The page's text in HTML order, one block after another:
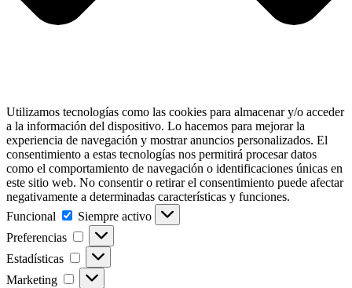
Utilizamos tecnologías como las cookies para almacenar y/o acceder
a la información del dispositivo. Lo hacemos para mejorar la
experiencia de navegación y mostrar anuncios personalizados. El
consentimiento a estas tecnologías nos permitirá procesar datos
como el comportamiento de navegación o identificaciones únicas en
este sitio web. No consentir o retirar el consentimiento puede afectar
negativamente a determinadas características y funciones.
Funcional
Funcional
Siempre activo
Preferencias
Preferencias
Estadísticas Estadísticas
Marketing Marketing